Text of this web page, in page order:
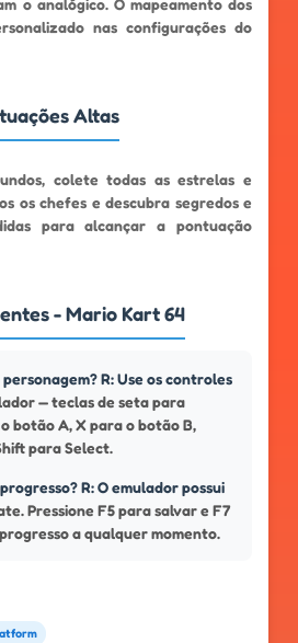
o analógico. O mapeamento dos
nas configurações do
Altas
colete todas as estrelas e
os chefes e descubra segredos e
para alcançar a pontuação
- Mario Kart 64
R: Use os controles
— teclas de seta para
botão A, X para o botão B,
para Select.
R: O emulador possui
Pressione F5 para salvar e F7
a qualquer momento.